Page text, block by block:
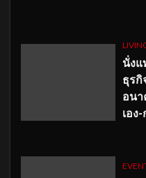
นั่งแ
ธุรกิ
อนา
เอง